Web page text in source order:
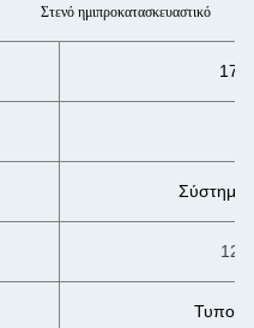
Στενό ημιπροκατασκευαστικό
Σύστημα